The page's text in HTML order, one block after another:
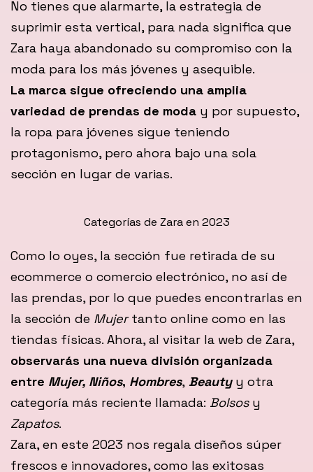
No tienes que alarmarte, la estrategia de
suprimir esta vertical, para nada significa que
Zara haya abandonado su compromiso con la
moda para los más jóvenes y asequible.
La marca sigue ofreciendo una amplia
variedad de prendas de moda y por supuesto,
la ropa para jóvenes sigue teniendo
protagonismo, pero ahora bajo una sola
sección en lugar de varias.
Categorías de Zara en 2023
Como lo oyes, la sección fue retirada de su
ecommerce o comercio electrónico, no así de
las prendas, por lo que puedes encontrarlas en
la sección de Mujertanto online como en las
tiendas físicas. Ahora, al visitar la web de Zara,
observarás una nueva división organizada
entre Mujer, Niños, Hombres, Beautyy otra
categoría más reciente llamada: Bolsosy
Zapatos.
Zara, en este 2023 nos regala diseños súper
frescos e innovadores, como las exitosas